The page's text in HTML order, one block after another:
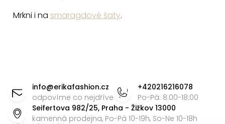
p
i
Mrkni i na smaragdové šaty.
info@erikafashion.cz
odpovíme co nejdříve
+420216216078
Po-Pá: 8:00-18:00
Seifertova 982/25, Praha - Žižkov 13000
kamenná prodejna, Po-Pá 10-19h, So-Ne 10-18h